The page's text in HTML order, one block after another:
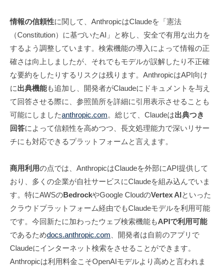
情報の信頼性に関して、AnthropicはClaudeを「憲法
（Constitution）に基づいたAI」と称し、安全で有用な出力を
するよう調整しています。検索機能の導入によって情報の正
確さは向上しましたが、それでもモデルが誤解したり不正確
な要約をしたりするリスクは残ります。AnthropicはAPI向け
に出典機能も追加し、開発者がClaudeにドキュメントを与え
て回答させる際に、参照箇所を詳細に引用表示させることも
可能にしましたanthropic.com。総じて、Claudeは出典つき
回答によって信頼性を高めつつ、長文処理能力で深いリサー
チにも対応できるプラットフォームと言えます。
商用利用の点では、AnthropicはClaudeを外部にAPI提供して
おり、多くの企業が自社サービスにClaudeを組み込んでいま
す。特にAWSのBedrockやGoogle CloudのVertex AIといった
クラウドプラットフォーム経由でもClaudeモデルを利用可能
です。今回新たに加わったウェブ検索機能もAPIで利用可能
であるためdocs.anthropic.com 、開発者は自前のアプリで
Claudeにインターネット検索をさせることができます。
Anthropicは利用料金こそOpenAIモデルより高めと言われま